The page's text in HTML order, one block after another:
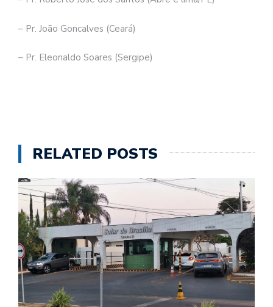
– Pr. João Goncalves (Ceará)
– Pr. Eleonaldo Soares (Sergipe)
RELATED POSTS